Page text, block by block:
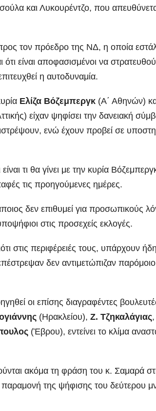
και Λυκουρέντζο, που
τον πρόεδρο της ΝΔ, η οποία
είναι αποφασισμένοι να
η αυτοδυναμία.
Ελίζα Βόζεμπεργκ (Α΄ Αθηνών)
είχαν ψηφίσει την δανειακή
ενώ έχουν προβεί σε
τι θα γίνει με την κυρία
τις προηγούμενες ημέρες.
δεν επιθυμεί για προσωπικούς
στις προσεχείς εκλογές.
στις περιφέρειές τους, υπάρχουν
δεν αντιμετώπιζαν
οι επίσης διαγραφέντες
(Ηρακλείου), Ζ. Τζηκαλάγιας,
(Έβρου), εντείνει το κλίμα
ακόμα τη φράση του κ. Σαμαρά
παραμονή της ψήφισης του δεύτερου